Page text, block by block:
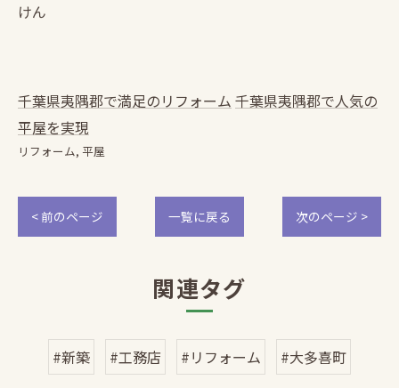
けん
千葉県夷隅郡で満足のリフォーム 千葉県夷隅郡で人気の
平屋を実現
リフォーム 平屋
< 前のページ 一覧に戻る 次のページ >
関連タグ
#新築 #工務店 #リフォーム #大多喜町